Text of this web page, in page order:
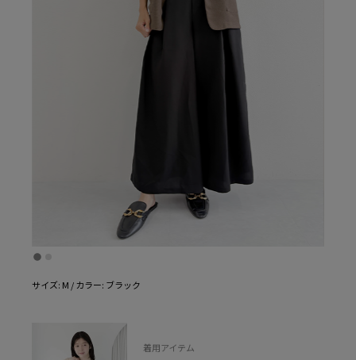
サイズ: M / カラー: ブラック
着用アイテム